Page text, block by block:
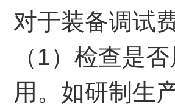
对于装备调试
（1）检查是
用。如研制生